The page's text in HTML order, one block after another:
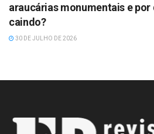
araucárias monumentais e por
caindo?
30 DE JULHO DE 2026